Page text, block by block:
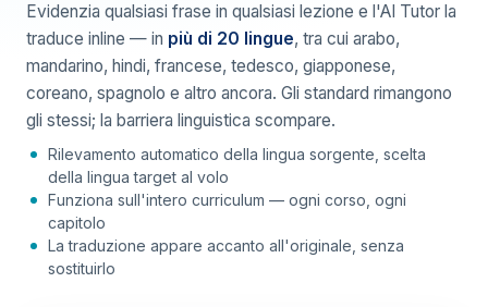
Evidenzia qualsiasi frase in qualsiasi lezione e l'AI Tutor la
traduce inline — in più di 20 lingue, tra cui arabo,
mandarino, hindi, francese, tedesco, giapponese,
coreano, spagnolo e altro ancora. Gli standard rimangono
gli stessi; la barriera linguistica scompare.
Rilevamento automatico della lingua sorgente, scelta
della lingua target al volo
Funziona sull'intero curriculum — ogni corso, ogni
capitolo
La traduzione appare accanto all'originale, senza
sostituirlo